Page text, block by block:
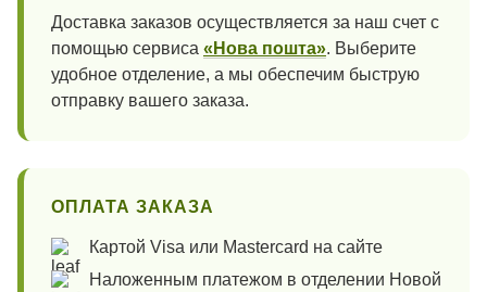
Доставка заказов осуществляется за наш счет с
помощью сервиса «Нова пошта». Выберите
удобное отделение, а мы обеспечим быструю
отправку вашего заказа.
ОПЛАТА ЗАКАЗА
Картой Visa или Mastercard на сайте
Наложенным платежом в отделении Новой